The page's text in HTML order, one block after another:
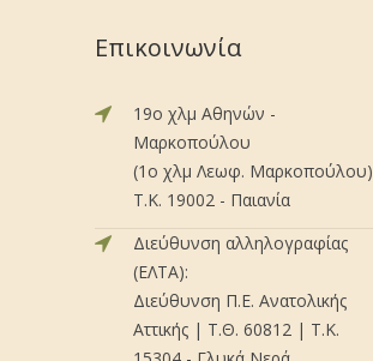
Επικοινωνία
19ο χλμ Αθηνών -
Μαρκοπούλου
(1ο χλμ Λεωφ. Μαρκοπούλου)
Τ.Κ. 19002 - Παιανία
Διεύθυνση αλληλογραφίας
(ΕΛΤΑ):
Διεύθυνση Π.Ε. Ανατολικής
Αττικής | Τ.Θ. 60812 | Τ.Κ.